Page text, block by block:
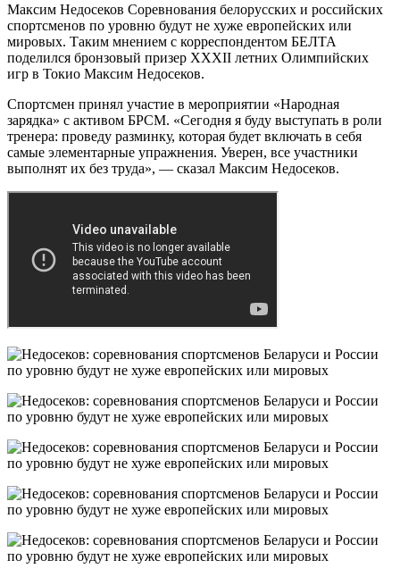
Максим Недосеков Соревнования белорусских и российских
спортсменов по уровню будут не хуже европейских или
мировых. Таким мнением с корреспондентом БЕЛТА
поделился бронзовый призер ХХХII летних Олимпийских
игр в Токио Максим Недосеков.
Спортсмен принял участие в мероприятии «Народная
зарядка» с активом БРСМ. «Сегодня я буду выступать в роли
тренера: проведу разминку, которая будет включать в себя
самые элементарные упражнения. Уверен, все участники
выполнят их без труда», — сказал Максим Недосеков.